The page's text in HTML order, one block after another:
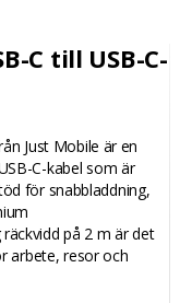
C till USB-C-
Just Mobile är en
C-kabel som är
för snabbladdning,
på 2 m är det
arbete, resor och